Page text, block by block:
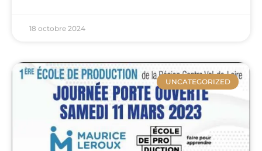
18 octobre 2024
UNCATEGORIZED